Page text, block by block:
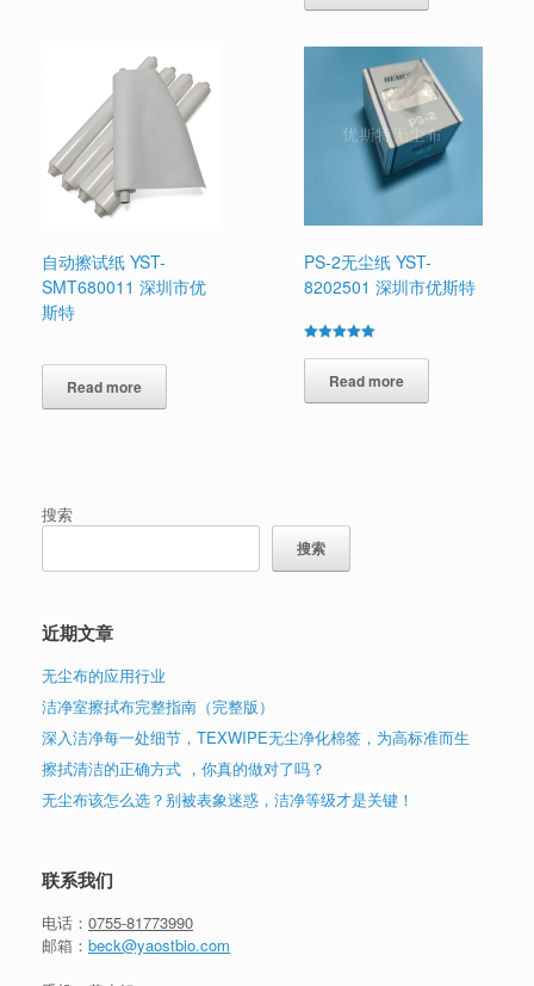
自动擦试纸 YST-
SMT680011 深圳市优
斯特
Read more
PS-2无尘纸 YST-
8202501 深圳市优斯特
5.00
out of 5Read more
搜索
搜索
近期文章
无尘布的应用行业
洁净室擦拭布完整指南（完整版）
深入洁净每一处细节，TEXWIPE无尘净化棉签，为高标准而生
擦拭清洁的正确方式 ，你真的做对了吗？
无尘布该怎么选？别被表象迷惑，洁净等级才是关键！
联系我们
电话： 0755-81773990
邮箱： beck@yaostbio.com